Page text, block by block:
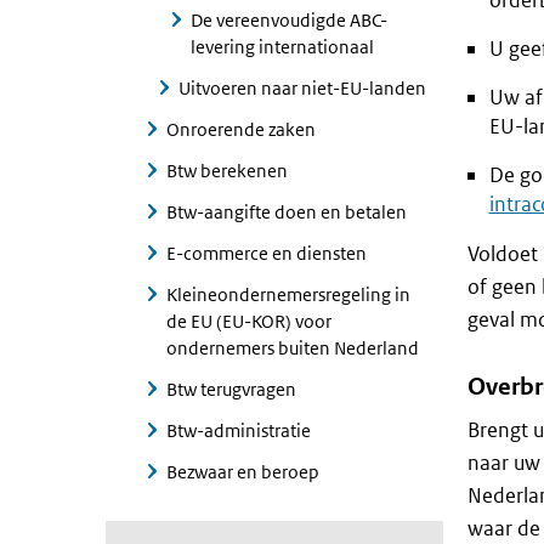
De vereenvoudigde ABC-
levering internationaal
Uitvoeren naar niet-EU-landen
Onroerende zaken
Btw berekenen
Btw-aangifte doen en betalen
E-commerce en diensten
Kleineondernemersregeling in
de EU (EU-KOR) voor
ondernemers buiten Nederland
Btw terugvragen
Btw-administratie
Bezwaar en beroep
U
Uw
EU-
De
Voldoet
of
geval
Brengt
naar
waar